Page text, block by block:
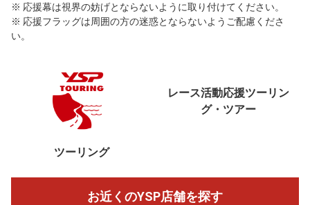
※ 応援幕は視界の妨げとならないように取り付けてください。
※ 応援フラッグは周囲の方の迷惑とならないようご配慮くださ
い。
ツーリング
レース活動応援ツーリン
グ・ツアー
お近くのYSP店舗を探す